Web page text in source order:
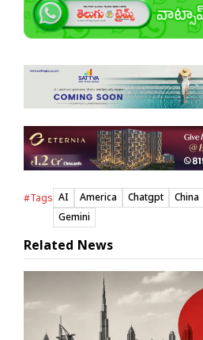
#Tags AI America Chatgpt China
Gemini
Related News